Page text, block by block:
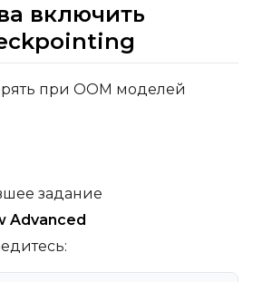
включить
при OOM моделей
задание
Advanced